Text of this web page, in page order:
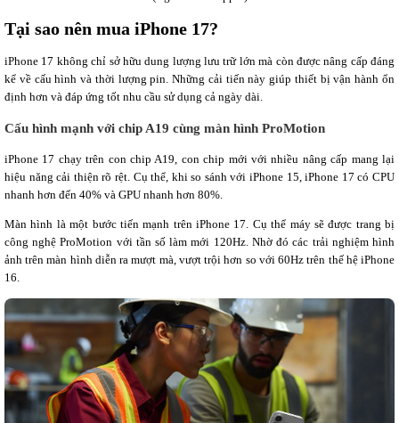
Tại sao nên mua iPhone 17?
iPhone 17 không chỉ sở hữu dung lượng lưu trữ lớn mà còn được nâng cấp đáng
kể về cấu hình và thời lượng pin. Những cải tiến này giúp thiết bị vận hành ổn
định hơn và đáp ứng tốt nhu cầu sử dụng cả ngày dài.
Cấu hình mạnh với chip A19 cùng màn hình ProMotion
iPhone 17 chạy trên con chip A19, con chip mới với nhiều nâng cấp mang lại
hiệu năng cải thiện rõ rệt. Cụ thể, khi so sánh với iPhone 15, iPhone 17 có CPU
nhanh hơn đến 40% và GPU nhanh hơn 80%.
Màn hình là một bước tiến mạnh trên iPhone 17. Cụ thể máy sẽ được trang bị
công nghệ ProMotion với tần số làm mới 120Hz. Nhờ đó các trải nghiệm hình
ảnh trên màn hình diễn ra mượt mà, vượt trội hơn so với 60Hz trên thế hệ iPhone
16.